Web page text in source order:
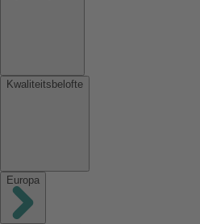
Kwaliteitsbelofte
Europa